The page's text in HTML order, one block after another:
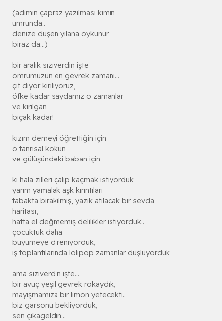
(adımın çapraz yazılması kimin
umrunda..
denize düşen yılana öykünür
biraz da...)
bir aralık sızıverdin işte
ömrümüzün en gevrek zamanı...
çıt diyor kırılıyoruz,
öfke kadar saydamız o zamanlar
ve kırılgan
bıçak kadar!
kızım demeyi öğrettiğin için
o tanrısal kokun
ve gülüşündeki baban için
ki hala zilleri çalıp kaçmak istiyorduk
yarım yamalak aşk kırıntıları
tabakta bırakılmış, yazık atılacak bir sevda
haritası,
hatta el değmemiş delilikler istiyorduk..
çocuktuk daha
büyümeye direniyorduk,
iş toplantılarında lolipop zamanlar düşlüyorduk
ama sızıverdin işte...
bir avuç yeşil gevrek rokaydık,
mayışmamıza bir limon yetecekti..
biz garsonu bekliyorduk,
sen çıkageldin...